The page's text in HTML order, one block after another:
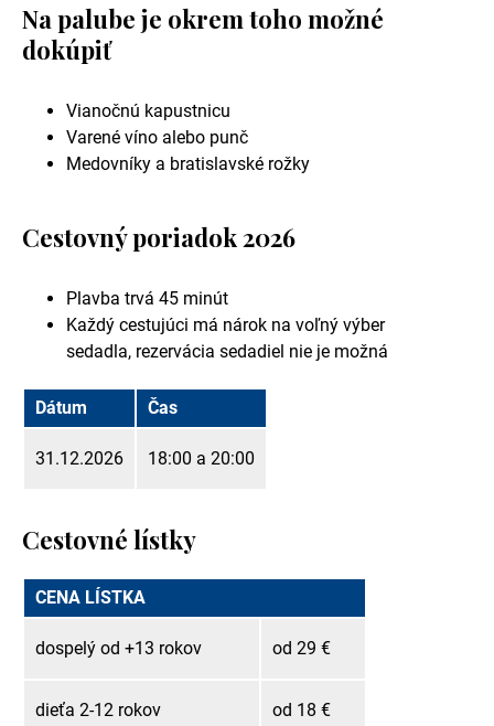
Na palube je okrem toho možné
dokúpiť
Vianočnú kapustnicu
Varené víno alebo punč
Medovníky a bratislavské rožky
Cestovný poriadok 2026
Plavba trvá 45 minút
Každý cestujúci má nárok na voľný výber
sedadla, rezervácia sedadiel nie je možná
Dátum Čas
31.12.2026 18:00 a 20:00
Cestovné lístky
CENA LÍSTKA
dospelý od +13 rokov od 29 €
dieťa 2-12 rokov od 18 €